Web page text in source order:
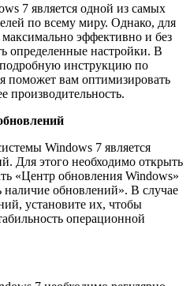
7 является одной из самых
по всему миру. Однако, для
эффективно и без
определенные настройки. В
инструкцию по
поможет вам оптимизировать
производительность.
Windows 7 является
Для этого необходимо открыть
«Центр обновления Windows»
обновлений». В случае
установите их, чтобы
операционной